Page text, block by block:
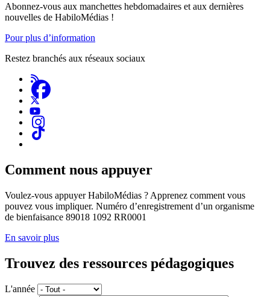
Abonnez-vous aux manchettes hebdomadaires et aux dernières
nouvelles de HabiloMédias !
Pour plus d’information
Restez branchés aux réseaux sociaux
Comment nous appuyer
Voulez-vous appuyer HabiloMédias ? Apprenez comment vous
pouvez vous impliquer. Numéro d’enregistrement d’un organisme
de bienfaisance 89018 1092 RR0001
En savoir plus
Trouvez des ressources pédagogiques
L'année